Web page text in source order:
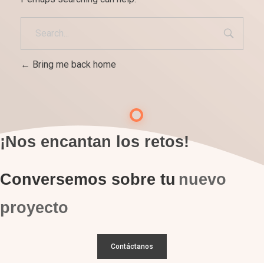
Bring me back home
¡Nos encantan los retos!
Conversemos sobre tu nuevo
proyecto
Contáctanos